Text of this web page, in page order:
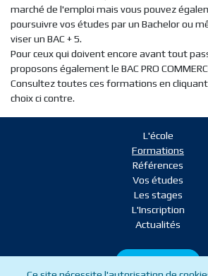
marché de l'emploi mais vous pouvez
poursuivre vos études par un Bachelor ou
viser un BAC + 5.
Pour ceux qui doivent encore avant tout
proposons également le BAC PRO
Consultez toutes ces formations en
choix ci contre.
L'école
Formations
Références
Vos études
Les stages
L'Inscription
Actualités